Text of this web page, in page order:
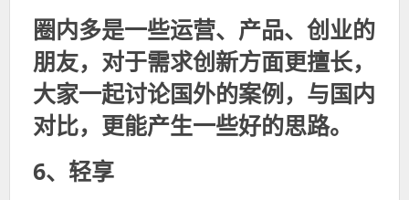
圈内多是一些运营、产品、创业的
朋友，对于需求创新方面更擅长，
大家一起讨论国外的案例，与国内
对比，更能产生一些好的思路。
6、轻享